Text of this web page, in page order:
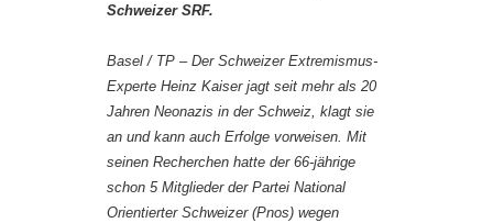
Schweizer SRF.
Basel / TP – Der Schweizer Extremismus-
Experte Heinz Kaiser jagt seit mehr als 20
Jahren Neonazis in der Schweiz, klagt sie
an und kann auch Erfolge vorweisen. Mit
seinen Recherchen hatte der 66-jährige
schon 5 Mitglieder der Partei National
Orientierter Schweizer (Pnos) wegen